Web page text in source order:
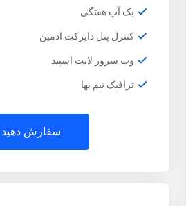
بک آپ هفتگی
کنترل پنل دایرکت ادمین
وب سرور لایت اسپید
ترافیک نیم بها
سفارش دهید